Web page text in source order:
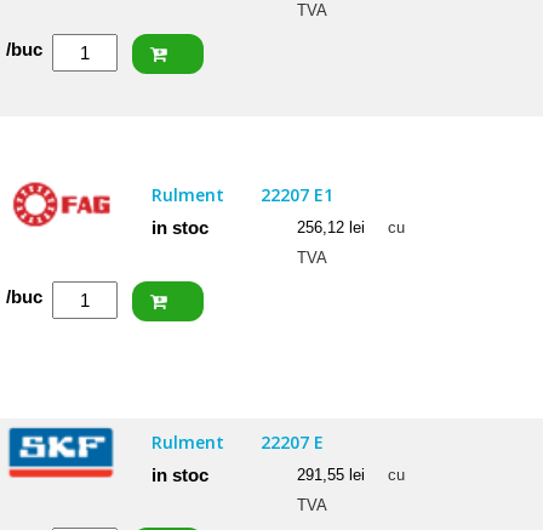
TVA
Cantitate
NACHI
/buc
Rulment 22207 E1
in stoc 256,12 lei
cu
TVA
Cantitate
/buc
Rulment 22207 E
in stoc 291,55 lei
cu
TVA